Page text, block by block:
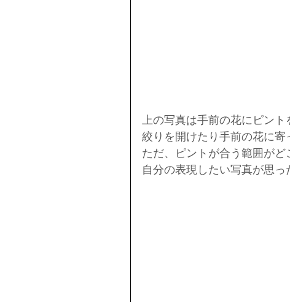
上の写真は手前の花にピン
絞りを開けたり手前の花に寄
ただ、ピントが合う範囲が
自分の表現したい写真が思っ